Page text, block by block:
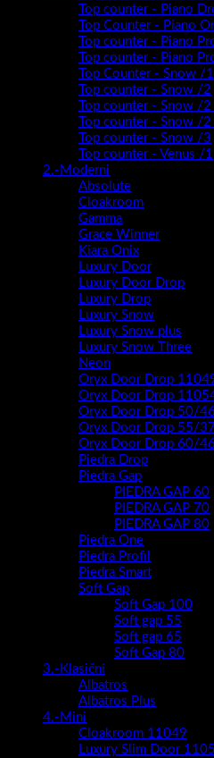
Top counter - Piano
Top Counter - Piano
Top counter - Piano
Top counter - Piano
Top Counter - Snow /1
Top counter - Snow /2
Top counter - Snow /2
Top counter - Snow /2
Top counter - Snow /3
Top counter - Venus /1
2.-Moderni
Absolute
Cloakroom
Gamma
Grace Winner
Kiara Onix
Luxury Door
Luxury Door Drop
Luxury Drop
Luxury Snow
Luxury Snow plus
Luxury Snow Three
Neon
Oryx Door Drop
Oryx Door Drop
Oryx Door Drop 50/
Oryx Door Drop 55/
Oryx Door Drop 60/
Piedra Drop
Piedra Gap
PIEDRA GAP 60
PIEDRA GAP 70
PIEDRA GAP 80
Piedra One
Piedra Profil
Piedra Smart
Soft Gap
Soft Gap 100
Soft gap 55
Soft gap 65
Soft Gap 80
3.-Klasični
Albatros
Albatros Plus
4.-Mini
Cloakroom 11049
Luxury Slim Door